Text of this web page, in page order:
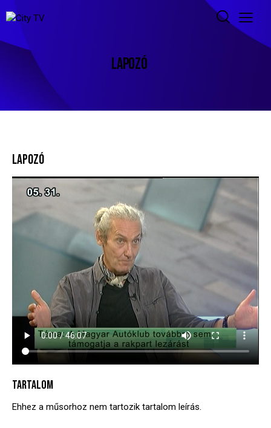
LAPOZÓ
LAPOZÓ
TARTALOM
Ehhez a műsorhoz nem tartozik tartalom leírás.